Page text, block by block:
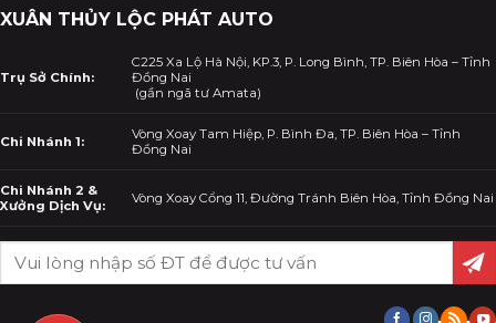
XUÂN THỦY LỘC PHÁT AUTO
Trụ Sở Chính:
C225 Xa Lộ Hà Nội, KP.3, P. Long Bình, TP. Biên Hòa – Tỉnh
Đồng Nai
(gần ngã tư Amata)
Chi Nhánh 1:
Vòng Xoay Tam Hiệp, P. Bình Đa, TP. Biên Hòa – Tỉnh
Đồng Nai
Chi Nhánh 2 &
Xưởng Dịch Vụ:
Vòng Xoay Cổng 11, Đường Tránh Biên Hòa, Tỉnh Đồng Nai